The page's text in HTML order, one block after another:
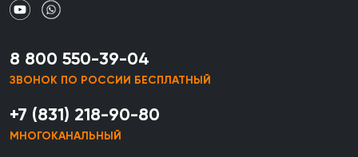
8 800 550-39-04
ЗВОНОК ПО РОССИИ БЕСПЛАТНЫЙ
+7 (831) 218-90-80
МНОГОКАНАЛЬНЫЙ